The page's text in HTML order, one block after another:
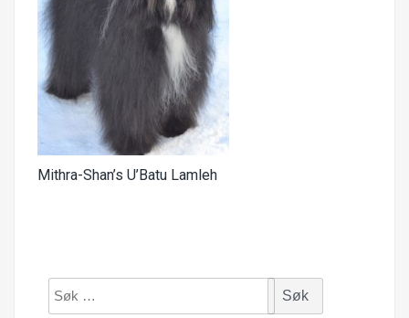
Mithra-Shan’s U’Batu Lamleh
Søk
etter: